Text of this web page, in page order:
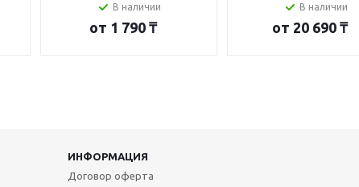
В наличии
от 1 790 ₸
В наличии
от 20 690 ₸
ИНФОРМАЦИЯ
Договор оферта